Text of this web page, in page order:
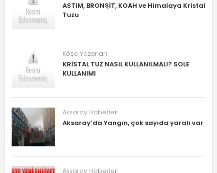
ASTIM, BRONŞİT, KOAH ve Himalaya Kristal
Tuzu
Köşe Yazarları
KRİSTAL TUZ NASIL KULLANILMALI? SOLE
KULLANIMI
Aksaray Haberleri
Aksaray’da Yangın, çok sayıda yaralı var
Aksaray Haberleri